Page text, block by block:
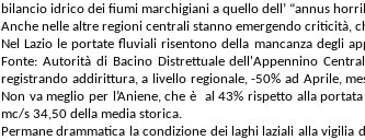
bilancio idrico dei fiumi marchigiani a quello dell’ “annus
Anche nelle altre regioni centrali stanno emergendo criticità,
Nel Lazio le portate fluviali risentono della mancanza degli
Fonte: Autorità di Bacino Distrettuale dell'Appennino
registrando addirittura, a livello regionale, -50% ad Aprile,
Non va meglio per l’Aniene, che è al 43% rispetto alla
mc/s 34,50 della media storica.
Permane drammatica la condizione dei laghi laziali alla vigilia